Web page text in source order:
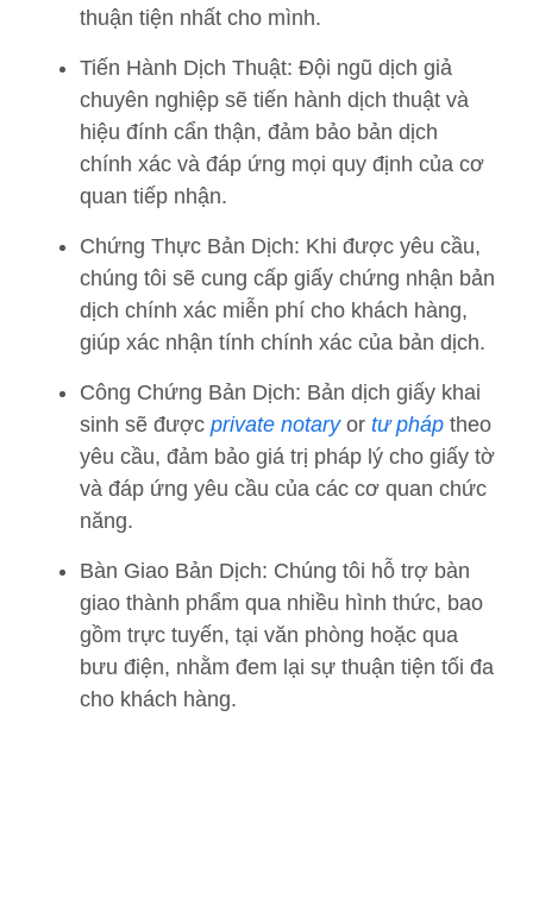
thuận tiện nhất cho mình.
Tiến Hành Dịch Thuật: Đội ngũ dịch giả
chuyên nghiệp sẽ tiến hành dịch thuật và
hiệu đính cẩn thận, đảm bảo bản dịch
chính xác và đáp ứng mọi quy định của cơ
quan tiếp nhận.
Chứng Thực Bản Dịch: Khi được yêu cầu,
chúng tôi sẽ cung cấp giấy chứng nhận bản
dịch chính xác miễn phí cho khách hàng,
giúp xác nhận tính chính xác của bản dịch.
Công Chứng Bản Dịch: Bản dịch giấy khai
sinh sẽ được private notaryor tư pháp theo
yêu cầu, đảm bảo giá trị pháp lý cho giấy tờ
và đáp ứng yêu cầu của các cơ quan chức
năng.
Bàn Giao Bản Dịch: Chúng tôi hỗ trợ bàn
giao thành phẩm qua nhiều hình thức, bao
gồm trực tuyến, tại văn phòng hoặc qua
bưu điện, nhằm đem lại sự thuận tiện tối đa
cho khách hàng.